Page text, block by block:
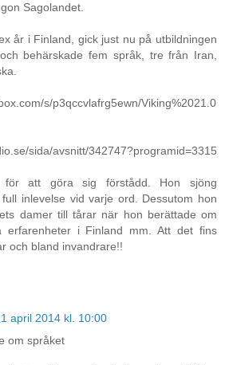
Sagolandet.
år i Finland, gick just nu på utbildningen
behärskade fem språk, tre från Iran,
s/p3qccvlafrg5ewn/Viking%2021.0
sida/avsnitt/342747?programid=3315
att göra sig förstådd. Hon sjöng
inlevelse vid varje ord. Dessutom hon
damer till tårar när hon berättade om
erfarenheter i Finland mm. Att det fins
och bland invandrare!!
april 2014 kl. 10:00
om språket